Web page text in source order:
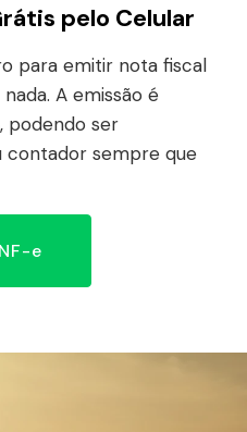
pelo Celular
para emitir nota fiscal
A emissão é
podendo ser
contador sempre que
e